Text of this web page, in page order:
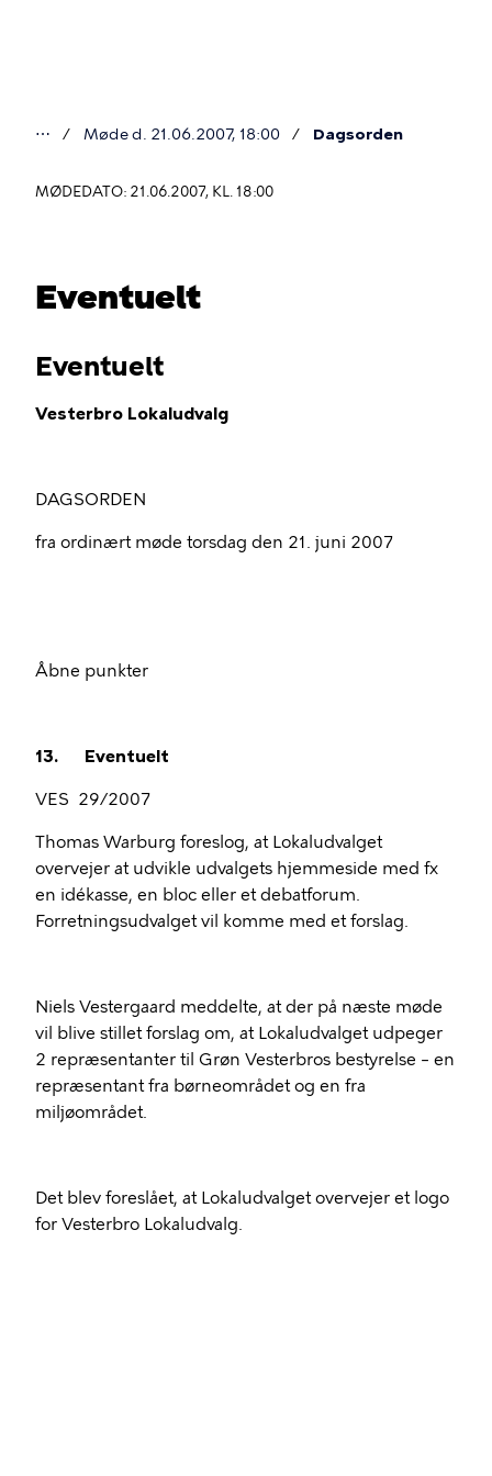
er
⋯ Møde d. 21.06.2007, 18:00 Dagsorden
MØDEDATO: 21.06.2007, KL. 18:00
Eventuelt
Eventuelt
Vesterbro Lokaludvalg
DAGSORDEN
fra ordinært møde torsdag den 21. juni 2007
Åbne punkter
13. Eventuelt
VES 29/2007
Thomas Warburg foreslog, at Lokaludvalget
overvejer at udvikle udvalgets hjemmeside med fx
en idékasse, en bloc eller et debatforum.
Forretningsudvalget vil komme med et forslag.
Niels Vestergaard meddelte, at der på næste møde
vil blive stillet forslag om, at Lokaludvalget udpeger
2 repræsentanter til Grøn Vesterbros bestyrelse – en
repræsentant fra børneområdet og en fra
miljøområdet.
Det blev foreslået, at Lokaludvalget overvejer et logo
for Vesterbro Lokaludvalg.